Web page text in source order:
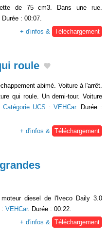
de 75 cm3. Dans une rue.
Durée : 00:07.
+ d'infos & Téléchargement
roule
abimé. Voiture à l'arrêt.
qui roule. Un demi-tour. Voiture
Catégorie UCS : VEHCar. Durée :
+ d'infos &
Téléchargement
diesel de l'Iveco Daily 3.0
: VEHCar. Durée : 00:22.
+ d'infos &
Téléchargement